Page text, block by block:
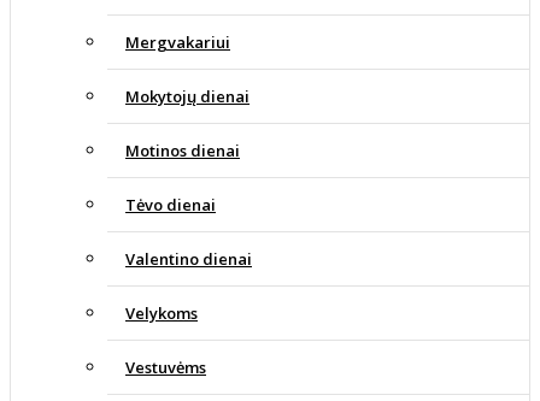
Mergvakariui
Mokytojų dienai
Motinos dienai
Tėvo dienai
Valentino dienai
Velykoms
Vestuvėms